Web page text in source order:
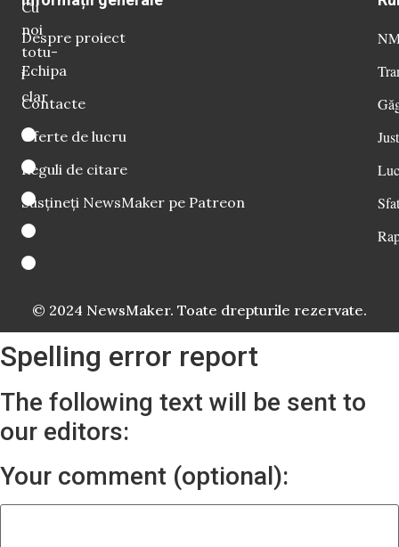
Cu
noi
totu-
i
clar
Despre proiect
Echipa
Contacte
Oferte de lucru
Reguli de citare
Susțineți NewsMaker pe Patreon
© 2024 NewsMaker. Toate drepturile rezervate.
Spelling error report
The following text will be sent to
our editors:
Your comment (optional):